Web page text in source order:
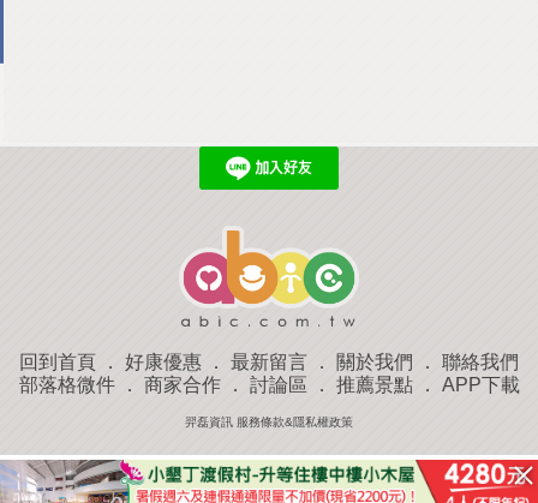
回到首頁 ． 好康優惠 ． 最新留言 ． 關於我們 ． 聯絡我們
部落格微件． 商家合作． 討論區 ． 推薦景點． APP下載
羿磊資訊 服務條款&隱私權政策